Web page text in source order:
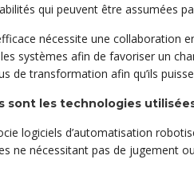
qui peuvent être assumées
nécessite une collaboration
systèmes afin de favoriser un
de transformation afin qu’ils
sont les technologies utilisées
logiciels d’automatisation
ne nécessitant pas de jugement